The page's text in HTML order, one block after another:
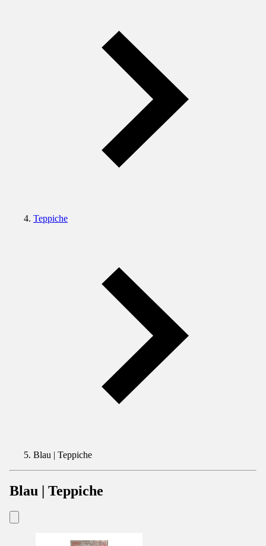
Teppiche
Blau | Teppiche
Blau | Teppiche